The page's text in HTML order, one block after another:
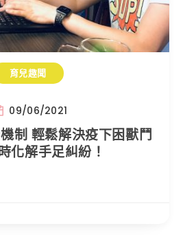
育兒趣聞
09/06/2021
制 輕鬆解決疫下困獸鬥
化解手足糾紛！